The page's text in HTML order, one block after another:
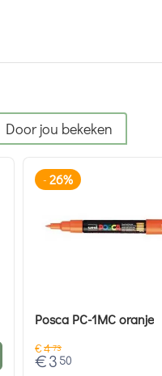
Door jou bekeken
- 26%
Posca PC-1MC oranje
€4 73
€ 3 50